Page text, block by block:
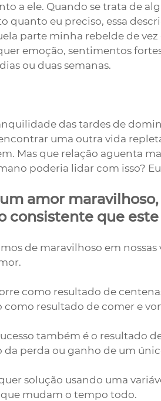
a ele. Quando se trata de
quanto eu preciso, essa
parte minha rebelde de
emoção, sentimentos
ou duas semanas.
das tardes de
uma outra vida
Mas que relação aguenta
poderia lidar com isso?
amor
consistente que
de maravilhoso em
como resultado de
resultado de comer e
também é o resultado
da perda ou ganho de um
solução usando uma
que mudam o tempo todo.